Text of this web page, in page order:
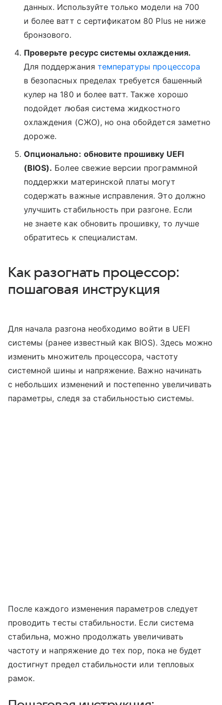
данных. Используйте только модели на 700
и более ватт с сертификатом 80 Plus не ниже
бронзового.
Проверьте ресурс системы охлаждения.
Для поддержания температуры процессора
в безопасных пределах требуется башенный
кулер на 180 и более ватт. Также хорошо
подойдет любая система жидкостного
охлаждения (СЖО), но она обойдется заметно
дороже.
Опционально: обновите прошивку UEFI
(BIOS). Более свежие версии программной
поддержки материнской платы могут
содержать важные исправления. Это должно
улучшить стабильность при разгоне. Если
не знаете как обновить прошивку, то лучше
обратитесь к специалистам.
Как разогнать процессор:
пошаговая инструкция
Для начала разгона необходимо войти в UEFI
системы (ранее известный как BIOS). Здесь можно
изменить множитель процессора, частоту
системной шины и напряжение. Важно начинать
с небольших изменений и постепенно увеличивать
параметры, следя за стабильностью системы.
После каждого изменения параметров следует
проводить тесты стабильности. Если система
стабильна, можно продолжать увеличивать
частоту и напряжение до тех пор, пока не будет
достигнут предел стабильности или тепловых
рамок.